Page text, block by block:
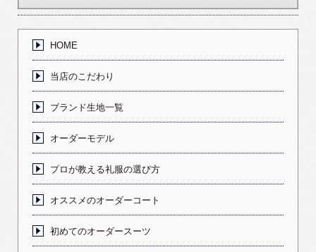
HOME
当店のこだわり
ブランド生地一覧
オーダーモデル
プロが教える礼服の選び方
オススメのオーダーコート
初めてのオーダースーツ